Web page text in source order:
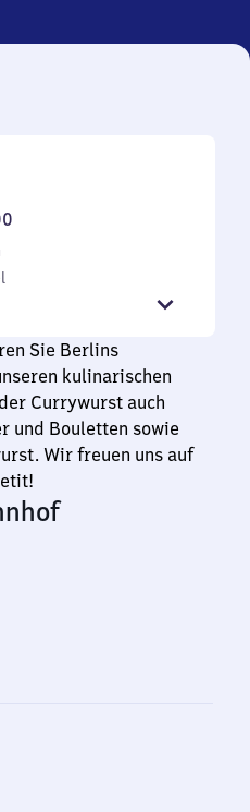
Sie Berlins
kulinarischen
Currywurst auch
und Bouletten sowie
Wir freuen uns auf